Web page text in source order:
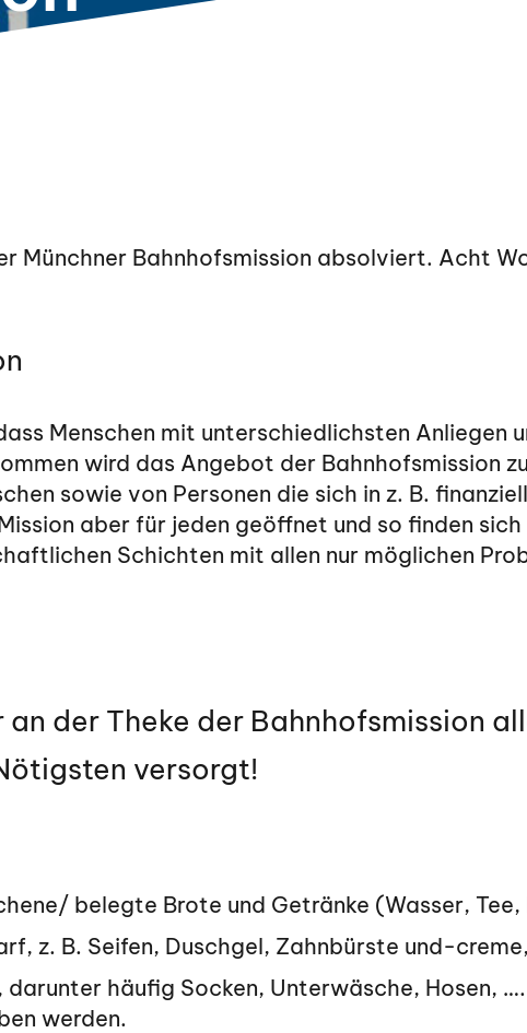
Münchner Bahnhofsmission absolviert. Acht
Menschen mit unterschiedlichsten Anliegen
wird das Angebot der Bahnhofsmission
sowie von Personen die sich in z. B.
aber für jeden geöffnet und so finden
Schichten mit allen nur möglichen
der Theke der Bahnhofsmission
versorgt!
belegte Brote und Getränke (Wasser,
z. B. Seifen, Duschgel, Zahnbürste und-
häufig Socken, Unterwäsche, Hosen,
werden.